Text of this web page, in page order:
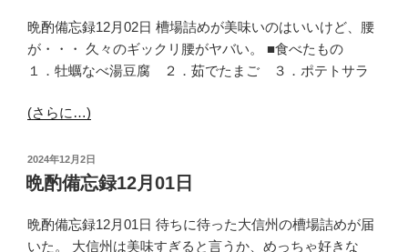
晩酌備忘録12月02日 槽場詰めが美味いのはいいけど、腰
が・・・ 久々のギックリ腰がヤバい。 ■食べたもの
１．牡蠣なべ湯豆腐 ２．茹でたまご ３．ポテトサラ
(さらに…)
投
稿
日:
2024年12月2日
晩酌備忘録12月01日
晩酌備忘録12月01日 待ちに待った大信州の槽場詰めが届
いた。 大信州は美味すぎると言うか、めっちゃ好きな